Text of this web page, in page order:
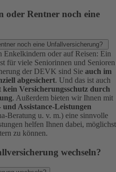
oder Rentner noch eine
noch eine Unfallversicherung?
Enkelkindern oder auf Reisen: Ein
für viele Seniorinnen und Senioren
der DEVK sind Sie auch im
abgesichert. Und das ist auch
kein Versicherungsschutz durch
. Außerdem bieten wir Ihnen mit
Assistance-Leistungen
Beratung u. v. m.) eine sinnvolle
helfen Ihnen dabei, möglichst
zu können.
wechseln?